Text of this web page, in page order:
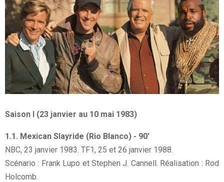
Saison I (23 janvier au 10 mai 1983)
1.1. Mexican Slayride (Rio Blanco) - 90'
NBC, 23 janvier 1983. TF1, 25 et 26 janvier 1988.
Scénario : Frank Lupo et Stephen J. Cannell. Réalisation : Rod
Holcomb.